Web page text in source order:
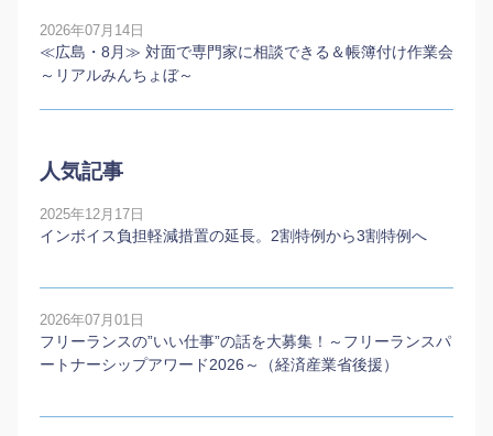
2026年07月14日
≪広島・8月≫ 対面で専門家に相談できる＆帳簿付け作業会
～リアルみんちょぼ～
人気記事
2025年12月17日
インボイス負担軽減措置の延長。2割特例から3割特例へ
2026年07月01日
フリーランスの”いい仕事”の話を大募集！～フリーランスパ
ートナーシップアワード2026～（経済産業省後援）